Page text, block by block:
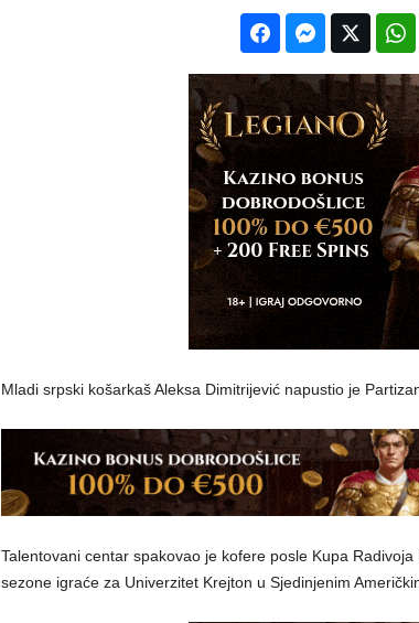
Mladi srpski košarkaš Aleksa Dimitrijević napustio je
Talentovani centar spakovao je kofere posle Kupa
sezone igraće za Univerzitet Krejton u Sjedinjenim